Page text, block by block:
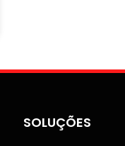
SOLUÇÕES